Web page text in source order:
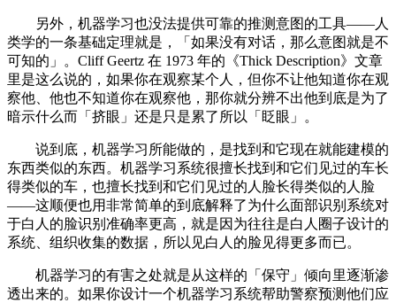
另外，机器学习也没法提供可靠的推测意图的工具——人
类学的一条基础定理就是，「如果没有对话，那么意图就是不
可知的」。Cliff Geertz 在 1973 年的《Thick Description》文章
里是这么说的，如果你在观察某个人，但你不让他知道你在观
察他、他也不知道你在观察他，那你就分辨不出他到底是为了
暗示什么而「挤眼」还是只是累了所以「眨眼」。
说到底，机器学习所能做的，是找到和它现在就能建模的
东西类似的东西。机器学习系统很擅长找到和它们见过的车长
得类似的车，也擅长找到和它们见过的人脸长得类似的人脸
——这顺便也用非常简单的到底解释了为什么面部识别系统对
于白人的脸识别准确率更高，就是因为往往是白人圈子设计的
系统、组织收集的数据，所以见白人的脸见得更多而已。
机器学习的有害之处就是从这样的「保守」倾向里逐渐渗
透出来的。如果你设计一个机器学习系统帮助警察预测他们应